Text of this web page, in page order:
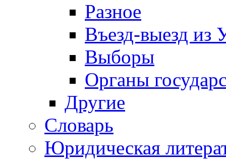
Разное
Въезд-выезд из
Выборы
Органы
Другие
Словарь
Юридическая